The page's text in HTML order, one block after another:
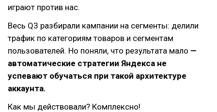
играют против нас.
Весь Q3 разбирали кампании на сегменты: делили
трафик по категориям товаров и сегментам
пользователей. Но поняли, что результата мало —
автоматические стратегии Яндекса не
успевают обучаться при такой архитектуре
аккаунта.
Как мы действовали? Комплексно!